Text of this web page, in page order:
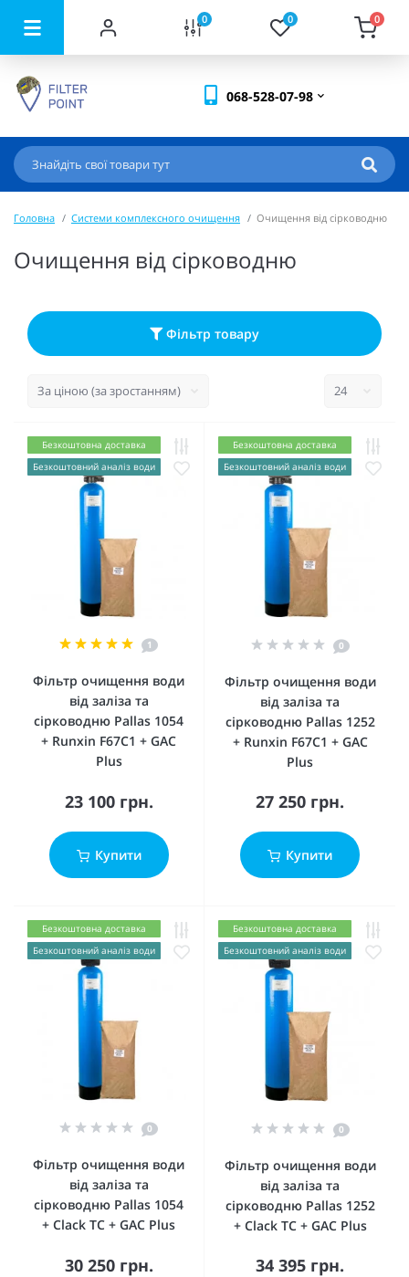
0 0 0
068-528-07-98
Головна Системи комплексного очищення Очищення від сірководню
Очищення від сірководню
Фільтр товару
Безкоштовна доставка
Безкоштовний аналіз води
1
Фільтр очищення води
від заліза та
сірководню Pallas 1054
+ Runxin F67C1 + GAC
Plus
23 100 грн.
Купити
Безкоштовна доставка
Безкоштовний аналіз води
0
Фільтр очищення води
від заліза та
сірководню Pallas 1252
+ Runxin F67C1 + GAC
Plus
27 250 грн.
Купити
Безкоштовна доставка
Безкоштовний аналіз води
0
Фільтр очищення води
від заліза та
сірководню Pallas 1054
+ Clack TC + GAC Plus
30 250 грн.
Безкоштовна доставка
Безкоштовний аналіз води
0
Фільтр очищення води
від заліза та
сірководню Pallas 1252
+ Clack TC + GAC Plus
34 395 грн.